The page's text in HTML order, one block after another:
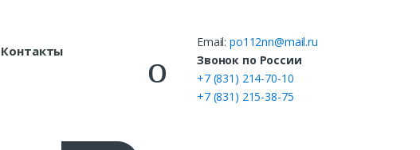
Контакты
Email:po112nn@mail.ru
Звонок по России
+7 (831) 214-70-10
+7 (831) 215-38-75